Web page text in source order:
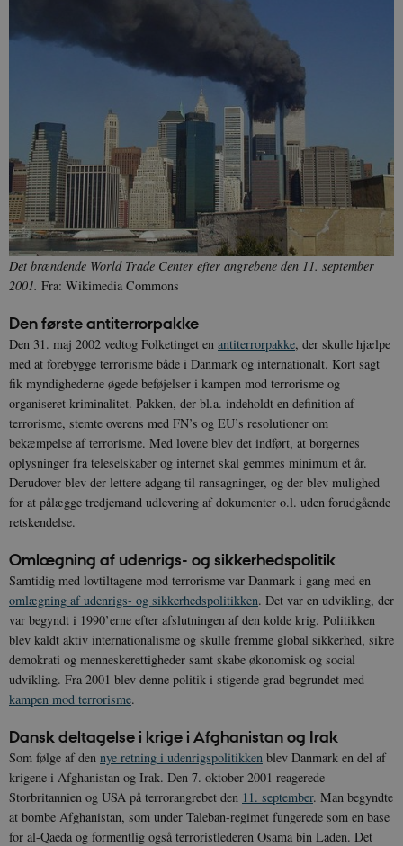
Det brændende World Trade Center efter angrebene den 11. september
2001. Fra: Wikimedia Commons
Den første antiterrorpakke
Den 31. maj 2002 vedtog Folketinget en antiterrorpakke, der skulle hjælpe
med at forebygge terrorisme både i Danmark og internationalt. Kort sagt
fik myndighederne øgede beføjelser i kampen mod terrorisme og
organiseret kriminalitet. Pakken, der bl.a. indeholdt en definition af
terrorisme, stemte overens med FN’s og EU’s resolutioner om
bekæmpelse af terrorisme. Med lovene blev det indført, at borgernes
oplysninger fra teleselskaber og internet skal gemmes minimum et år.
Derudover blev der lettere adgang til ransagninger, og der blev mulighed
for at pålægge tredjemand udlevering af dokumenter o.l. uden forudgående
retskendelse.
Omlægning af udenrigs- og sikkerhedspolitik
Samtidig med lovtiltagene mod terrorisme var Danmark i gang med en
omlægning af udenrigs- og sikkerhedspolitikken. Det var en udvikling, der
var begyndt i 1990’erne efter afslutningen af den kolde krig. Politikken
blev kaldt aktiv internationalisme og skulle fremme global sikkerhed, sikre
demokrati og menneskerettigheder samt skabe økonomisk og social
udvikling. Fra 2001 blev denne politik i stigende grad begrundet med
kampen mod terrorisme.
Dansk deltagelse i krige i Afghanistan og Irak
Som følge af den nye retning i udenrigspolitikken blev Danmark en del af
krigene i Afghanistan og Irak. Den 7. oktober 2001 reagerede
Storbritannien og USA på terrorangrebet den 11. september. Man begyndte
at bombe Afghanistan, som under Taleban-regimet fungerede som en base
for al-Qaeda og formentlig også terroristlederen Osama bin Laden. Det